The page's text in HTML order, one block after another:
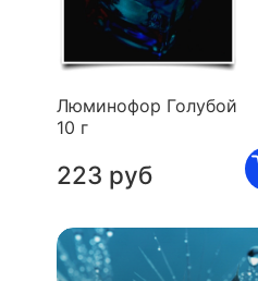
Люминофор Голубой
10 г
223 руб